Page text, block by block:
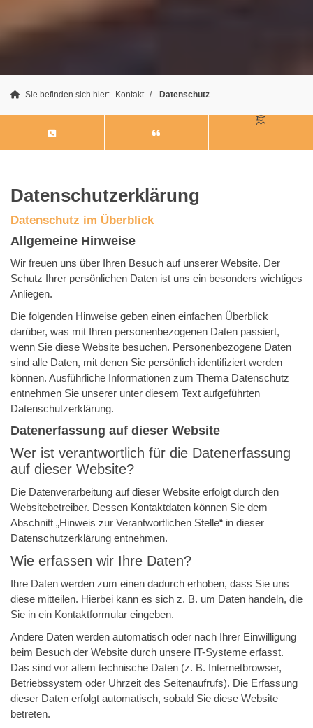
Sie befinden sich hier: Kontakt Datenschutz
Datenschutzerklärung
Datenschutz im Überblick
Allgemeine Hinweise
Wir freuen uns über Ihren Besuch auf unserer Website. Der
Schutz Ihrer persönlichen Daten ist uns ein besonders wichtiges
Anliegen.
Die folgenden Hinweise geben einen einfachen Überblick
darüber, was mit Ihren personenbezogenen Daten passiert,
wenn Sie diese Website besuchen. Personenbezogene Daten
sind alle Daten, mit denen Sie persönlich identifiziert werden
können. Ausführliche Informationen zum Thema Datenschutz
entnehmen Sie unserer unter diesem Text aufgeführten
Datenschutzerklärung.
Datenerfassung auf dieser Website
Wer ist verantwortlich für die Datenerfassung
auf dieser Website?
Die Datenverarbeitung auf dieser Website erfolgt durch den
Websitebetreiber. Dessen Kontaktdaten können Sie dem
Abschnitt „Hinweis zur Verantwortlichen Stelle“ in dieser
Datenschutzerklärung entnehmen.
Wie erfassen wir Ihre Daten?
Ihre Daten werden zum einen dadurch erhoben, dass Sie uns
diese mitteilen. Hierbei kann es sich z. B. um Daten handeln, die
Sie in ein Kontaktformular eingeben.
Andere Daten werden automatisch oder nach Ihrer Einwilligung
beim Besuch der Website durch unsere IT-Systeme erfasst.
Das sind vor allem technische Daten (z. B. Internetbrowser,
Betriebssystem oder Uhrzeit des Seitenaufrufs). Die Erfassung
dieser Daten erfolgt automatisch, sobald Sie diese Website
betreten.